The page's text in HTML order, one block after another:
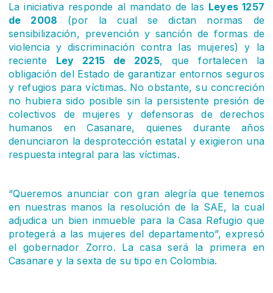
La iniciativa responde al mandato de las Leyes 1257
de 2008 (por la cual se dictan normas de
sensibilización, prevención y sanción de formas de
violencia y discriminación contra las mujeres) y la
reciente Ley 2215 de 2025, que fortalecen la
obligación del Estado de garantizar entornos seguros
y refugios para víctimas. No obstante, su concreción
no hubiera sido posible sin la persistente presión de
colectivos de mujeres y defensoras de derechos
humanos en Casanare, quienes durante años
denunciaron la desprotección estatal y exigieron una
respuesta integral para las víctimas.
“Queremos anunciar con gran alegría que tenemos
en nuestras manos la resolución de la SAE, la cual
adjudica un bien inmueble para la Casa Refugio que
protegerá a las mujeres del departamento”, expresó
el gobernador Zorro. La casa será la primera en
Casanare y la sexta de su tipo en Colombia.